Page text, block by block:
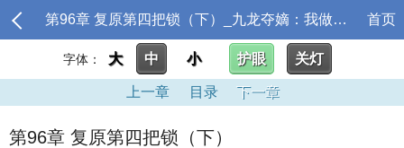
第96章 复原第四把锁（下）_九龙夺嫡：我做个梦，怎成皇帝了 首页
字体： 大 中 小 护眼 关灯
上一章 目录 下一章
第96章 复原第四把锁（下）